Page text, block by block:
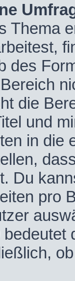
Thema
des
die
und
in die
Du
pro